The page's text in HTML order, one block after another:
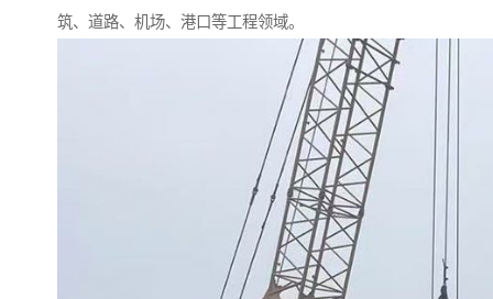
筑、道路、机场、港口等工程领域。